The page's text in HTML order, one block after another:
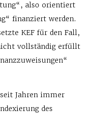
also orientiert
finanziert werden.
KEF für den Fall,
vollständig erfüllt
Jahren immer
des